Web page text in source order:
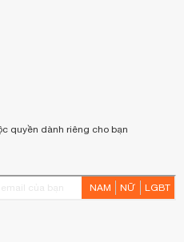
quyền dành riêng cho bạn
NAM NỮ LGBT